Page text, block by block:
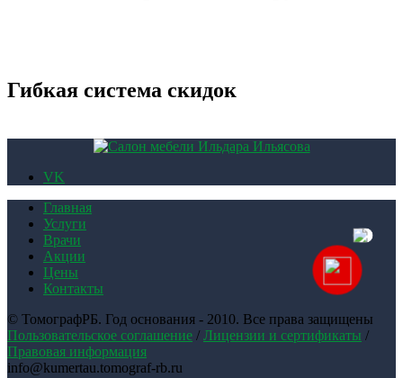
Гибкая система скидок
VK
Главная
Услуги
Врачи
Акции
Цены
Контакты
© ТомографРБ. Год основания - 2010. Все права защищены
Пользовательское соглашение / Лицензии и сертификаты /
Правовая информация
info@kumertau.tomograf-rb.ru